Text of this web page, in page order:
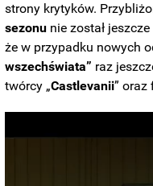
strony krytyków.
sezonu nie został
że w przypadku nowych
wszechświata” raz
twórcy „Castlevanii” oraz